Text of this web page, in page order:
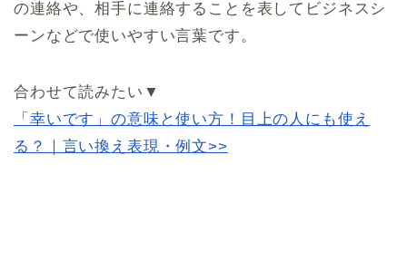
の連絡や、相手に連絡することを表してビジネスシ
ーンなどで使いやすい言葉です。
合わせて読みたい▼
「幸いです」の意味と使い方！目上の人にも使え
る？｜言い換え表現・例文>>